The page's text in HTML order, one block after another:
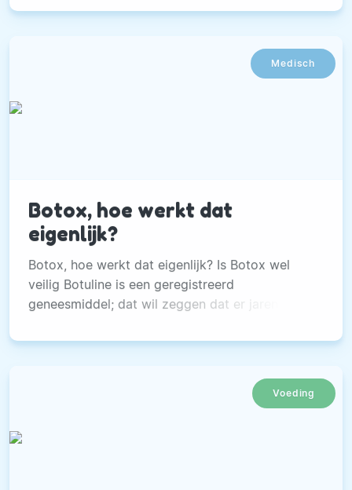
Medisch
Botox, hoe werkt dat
eigenlijk?
Botox, hoe werkt dat eigenlijk? Is Botox wel
veilig Botuline is een geregistreerd
geneesmiddel; dat wil zeggen dat er jarenlang
mocht worden. Het wordt ruim 30 jaar gebruikt.
Voeding